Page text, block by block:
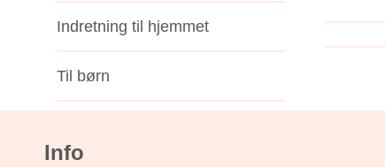
Indretning til hjemmet
Til børn
Info